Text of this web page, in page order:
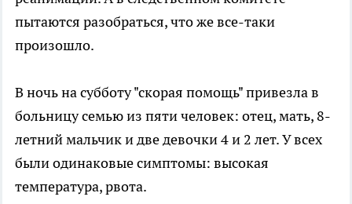
пытаются разобраться, что же все-таки
произошло.
В ночь на субботу "скорая помощь" привезла в
больницу семью из пяти человек: отец, мать, 8-
летний мальчик и две девочки 4 и 2 лет. У всех
были одинаковые симптомы: высокая
температура, рвота.